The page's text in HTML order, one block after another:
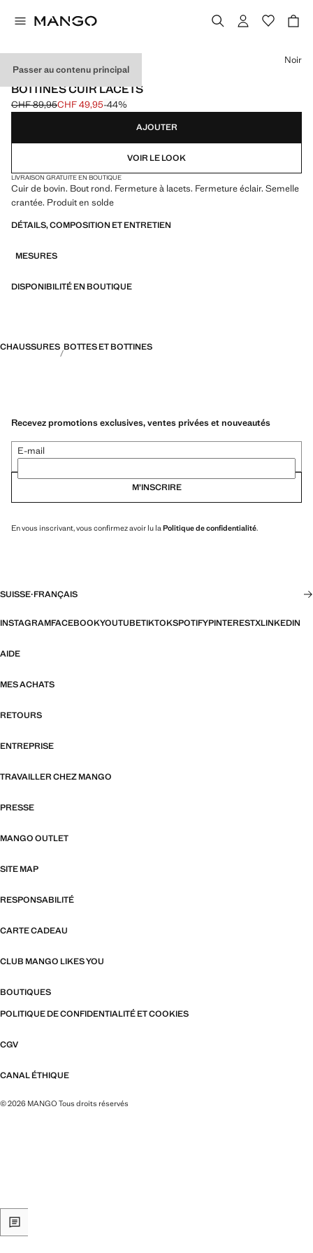
Passer au contenu principal
UTILISEZ LE CODE : EXTRASALE
BOTTINES CUIR LACETS
Prix initial barré [CHF 89,95 ]
CHF 89,95
Prix actuel [CHF 49,95 ]
CHF 49,95-44%
Choisissez une couleur
Noir
AJOUTER
VOIR LE LOOK
LIVRAISON GRATUITE EN BOUTIQUE
Cuir de bovin. Bout rond. Fermeture à lacets. Fermeture éclair. Semelle
crantée. Produit en solde
DÉTAILS, COMPOSITION ET ENTRETIEN
MESURES
DISPONIBILITÉ EN BOUTIQUE
CHAUSSURES BOTTES ET BOTTINES
Recevez promotions exclusives, ventes privées et nouveautés
E-mail
M’INSCRIRE
En vous inscrivant, vous confirmez avoir lu la Politique de confidentialité.
SUISSE·FRANÇAIS
INSTAGRAMFACEBOOKYOUTUBETIKTOKSPOTIFYPINTERESTXLINKEDIN
AIDE
MES ACHATS
RETOURS
ENTREPRISE
TRAVAILLER CHEZ MANGO
PRESSE
MANGO OUTLET
SITE MAP
RESPONSABILITÉ
CARTE CADEAU
CLUB MANGO LIKES YOU
BOUTIQUES
POLITIQUE DE CONFIDENTIALITÉ ET COOKIES
CGV
CANAL ÉTHIQUE
© 2026 MANGO Tous droits réservés